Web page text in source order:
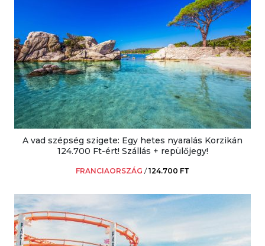
A vad szépség szigete: Egy hetes nyaralás Korzikán
124.700 Ft-ért! Szállás + repülőjegy!
FRANCIAORSZÁG /124.700 FT